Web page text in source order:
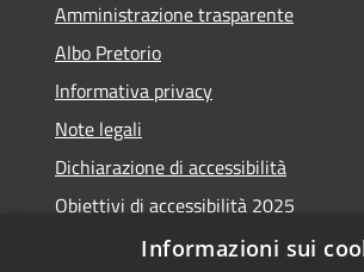
Amministrazione trasparente
Albo Pretorio
Informativa privacy
Note legali
Dichiarazione di accessibilità
Obiettivi di accessibilità 2025
Meccanismo di feedback
Informazioni sui